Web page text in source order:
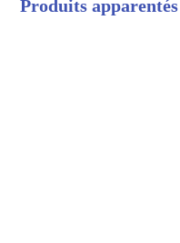
Produits apparentés